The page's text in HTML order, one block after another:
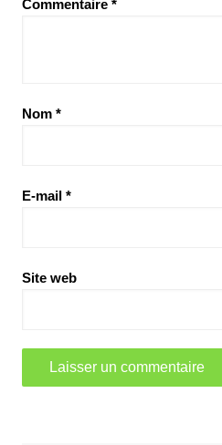
Commentaire *
Nom *
E-mail *
Site web